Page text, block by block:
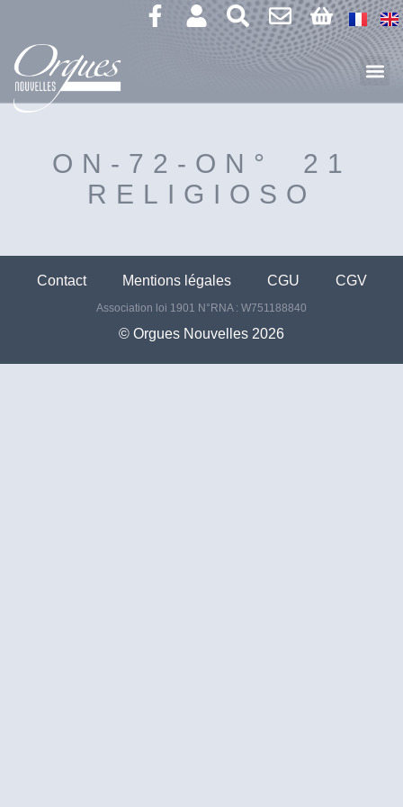
ON-72-ON° 21
RELIGIOSO
©️ Orgues Nouvelles 2026
Association loi 1901 N°RNA : W751188840
Contact Mentions légales CGU CGV